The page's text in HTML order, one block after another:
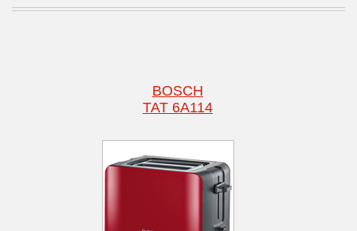
BOSCH
TAT 6A114